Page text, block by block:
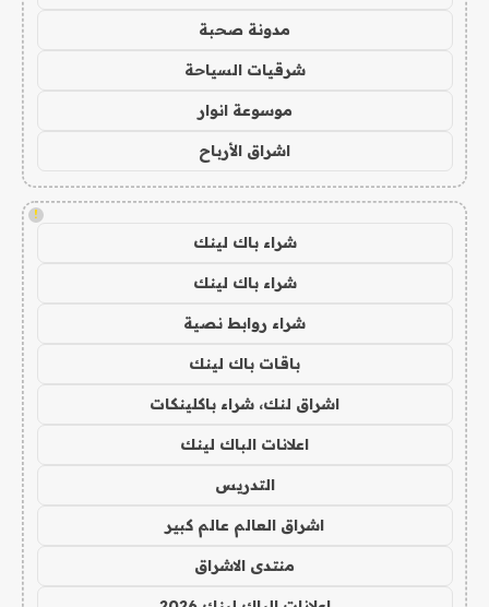
مدونة صحبة
شرقيات السياحة
موسوعة انوار
اشراق الأرباح
!
شراء باك لينك
شراء باك لينك
شراء روابط نصية
باقات باك لينك
اشراق لنك، شراء باكلينكات
اعلانات الباك لينك
التدريس
اشراق العالم عالم كبير
منتدى الاشراق